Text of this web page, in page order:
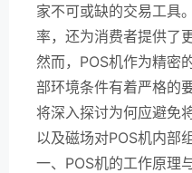
家不可或缺的交易工具
率，还为消费者提供了
然而，POS机作为精密
部环境条件有着严格的
将深入探讨为何应避免
以及磁场对POS机内部
一、POS机的工作原理